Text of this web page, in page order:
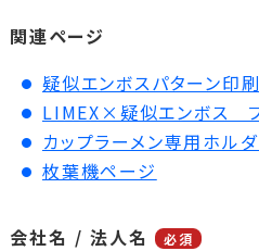
関連ページ
疑似エンボスパターン印
LIMEX×疑似エンボス ブ
カップラーメン専用ホル
枚葉機ページ
会社名 / 法人名 必須